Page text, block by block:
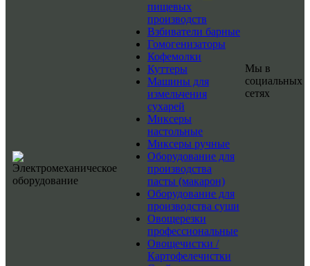
пищевых
производств
Взбиватели барные
Гомогенизаторы
Кофемолки
Куттеры
Машины для
измельчения
сухарей
Миксеры
настольные
Миксеры ручные
Оборудование для
производства
пасты (макарон)
Оборудование для
производства суши
Овощерезки
профессиональные
Овощечистки /
Картофелечистки
Мы в
социальных
сетях